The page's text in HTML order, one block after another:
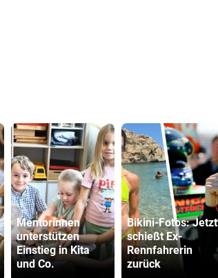
Mentorinnen
unterstützen
Einstieg in Kita
und Co.
Bikini-Fotos: Jetzt
schießt Ex-
Rennfahrerin
zurück